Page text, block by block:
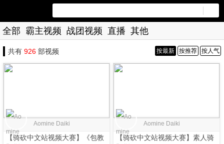
全部 霸主视频 战团视频 直播 其他
共有 926 部视频 按最新 按推荐 按人气
Aomine Daiki
【骑砍中文站视频大赛】《包教
Aomine Daiki
【骑砍中文站视频大赛】素人骑